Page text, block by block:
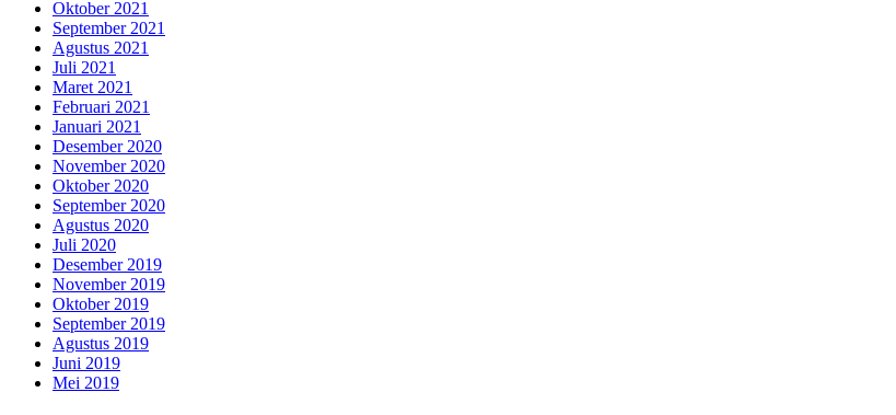
Oktober 2021
September 2021
Agustus 2021
Juli 2021
Maret 2021
Februari 2021
Januari 2021
Desember 2020
November 2020
Oktober 2020
September 2020
Agustus 2020
Juli 2020
Desember 2019
November 2019
Oktober 2019
September 2019
Agustus 2019
Juni 2019
Mei 2019